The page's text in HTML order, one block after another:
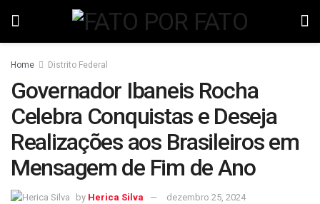
Home Distrito Federal
Governador Ibaneis Rocha
Celebra Conquistas e Deseja
Realizações aos Brasileiros em
Mensagem de Fim de Ano
by Herica Silva dezembro 25, 2024